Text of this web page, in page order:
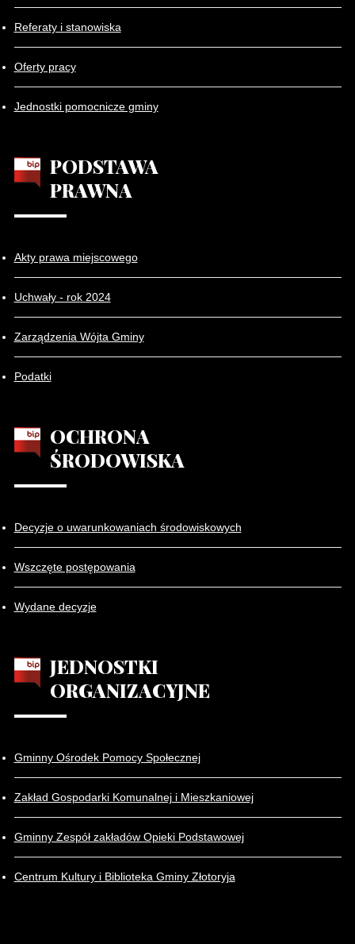
Referaty i stanowiska
Oferty pracy
Jednostki pomocnicze gminy
PODSTAWA
PRAWNA
Akty prawa miejscowego
Uchwały - rok 2024
Zarządzenia Wójta Gminy
Podatki
OCHRONA
ŚRODOWISKA
Decyzje o uwarunkowaniach środowiskowych
Wszczęte postępowania
Wydane decyzje
JEDNOSTKI
ORGANIZACYJNE
Gminny Ośrodek Pomocy Społecznej
Zakład Gospodarki Komunalnej i Mieszkaniowej
Gminny Zespół zakładów Opieki Podstawowej
Centrum Kultury i Biblioteka Gminy Złotoryja